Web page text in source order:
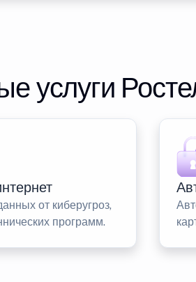
услуги
от киберугроз,
программ.